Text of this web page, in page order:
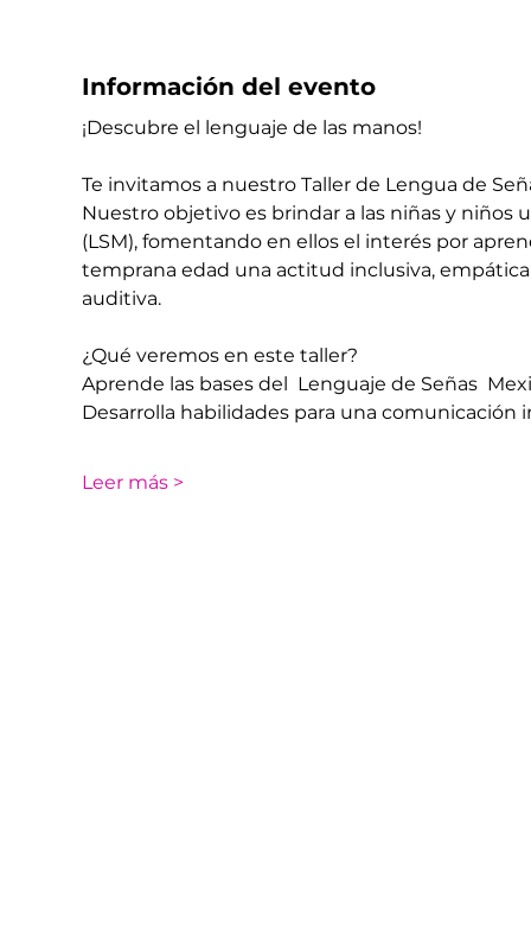
Información del evento
¡Descubre el lenguaje de las manos!
Te invitamos a nuestro Taller de Lengua de
Nuestro objetivo es brindar a las niñas y niños
(LSM), fomentando en ellos el interés por
temprana edad una actitud inclusiva,
auditiva.
¿Qué veremos en este taller?
​Aprende las bases del  Lenguaje de Señas
​Desarrolla habilidades para una comunicación
Leer más >